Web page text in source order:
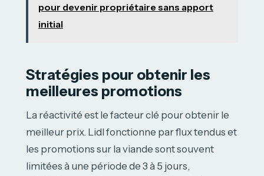
pour devenir propriétaire sans apport
initial
Stratégies pour obtenir les
meilleures promotions
La réactivité est le facteur clé pour obtenir le
meilleur prix. Lidl fonctionne par flux tendus et
les promotions sur la viande sont souvent
limitées à une période de 3 à 5 jours,